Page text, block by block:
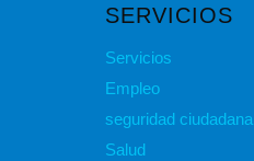
SERVICIOS
Servicios
Empleo
seguridad ciudadana
Salud